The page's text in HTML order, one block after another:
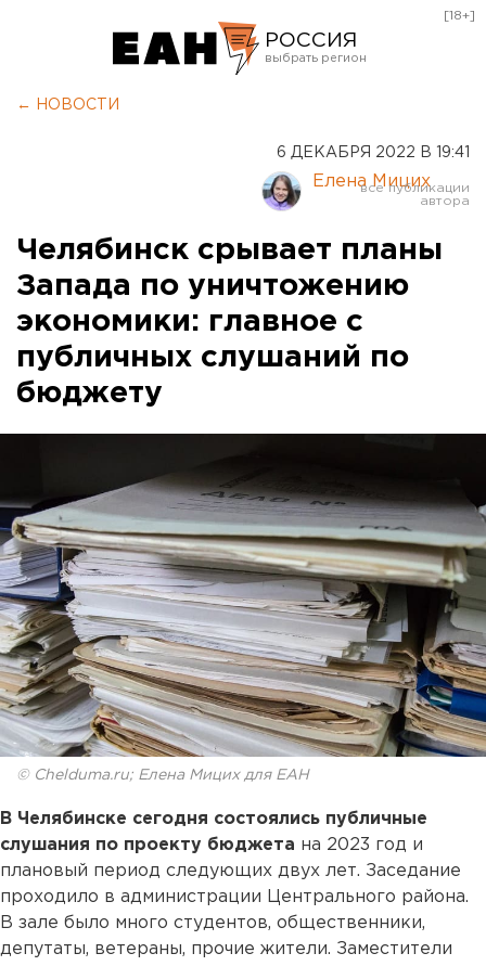
РОССИЯ
Курган
Оренбург
[18+]
← НОВОСТИ
6 ДЕКАБРЯ 2022 В 19:41
Елена Мицих
Челябинск срывает планы
Запада по уничтожению
экономики: главное с
публичных слушаний по
бюджету
© Chelduma.ru; Елена Мицих для ЕАН
В Челябинске сегодня состоялись публичные
слушания по проекту бюджета на 2023 год и
плановый период следующих двух лет. Заседание
проходило в администрации Центрального района.
В зале было много студентов, общественники,
депутаты, ветераны, прочие жители. Заместители